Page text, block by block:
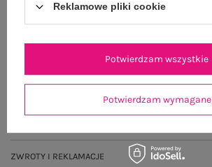
OPIS PRODUKTU
ZWROTY I REKLAMACJE
Reklamowe pliki cookie
Potwierdzam wymagane
Potwierdzam wszystkie